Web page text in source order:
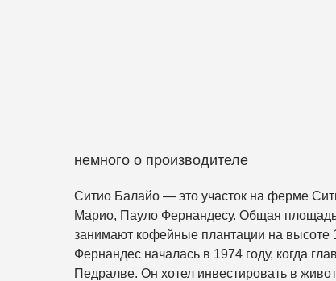
немного о производителе
Ситио Балайо — это участок на ферме
Марио, Пауло Фернандесу. Общая площадь
занимают кофейные плантации на
Фернандес началась в 1974 году, когда
Педралве. Он хотел инвестировать в